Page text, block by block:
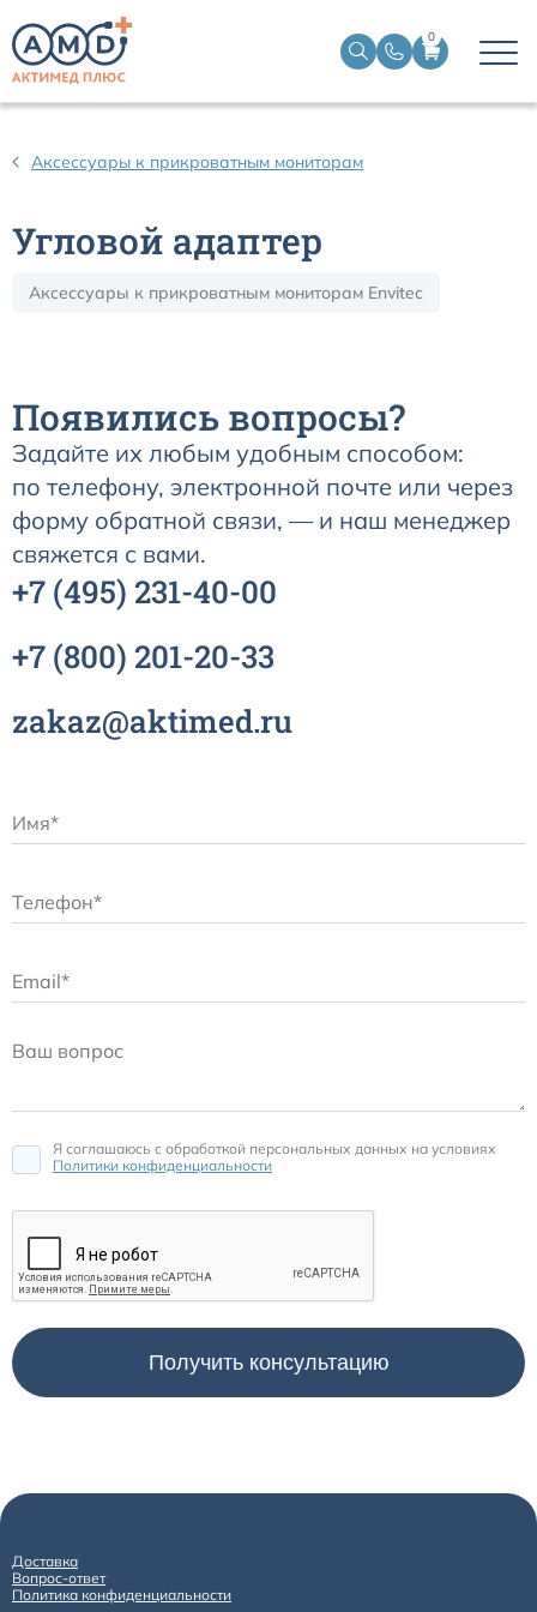
0
Аксессуары к прикроватным мониторам
Угловой адаптер
Аксессуары к прикроватным мониторам Envitec
Появились вопросы?
Задайте их любым удобным способом:
по телефону, электронной почте или через
форму обратной связи, — и наш менеджер
свяжется с вами.
+7 (495) 231-40-00
+7 (800) 201-20-33
zakaz@aktimed.ru
Я соглашаюсь c обработкой персональных данных на условиях
Политики конфиденциальности
Доставка
Вопрос-ответ
Политика конфиденциальности
Датчики температурные медицинские к мониторам
Кабели для кардиографов
Датчики кислорода для ИВЛ
Датчики потока для аппаратов ИВЛ
Электроды для ЭКГ
Пульсоксиметры
Подбор по марке оборудования
Оригинальные расходные материалы GE
Nihon Kohden расходные материалы
Sentec
Расходные материалы к аппарату Авента-М
Расходные материалы к аппаратам ИВЛ Hamilton
Расходные материалы к аппаратам ИВЛ Mindray
Расходные материалы для ИВЛ Puritan Bennett